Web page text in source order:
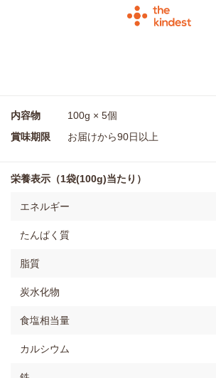
内容物
100g × 5個
賞味期限
お届けから90日以上
栄養表示（1袋(100g)当たり）
エネルギー
たんぱく質
脂質
炭水化物
食塩相当量
カルシウム